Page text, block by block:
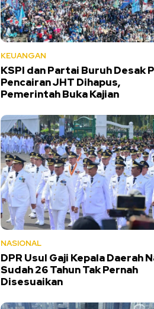
KEUANGAN
KSPI dan Partai Buruh Desak
Pencairan JHT Dihapus,
Pemerintah Buka Kajian
NASIONAL
DPR Usul Gaji Kepala Daerah
Sudah 26 Tahun Tak Pernah
Disesuaikan